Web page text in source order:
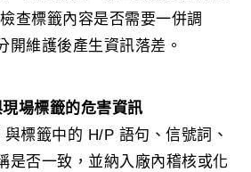
查標籤內容是否需要一併調
開維護後產生資訊落差。
場標籤的危害資訊
標籤中的 H/P 語句、信號詞、
是否一致，並納入廠內稽核或化